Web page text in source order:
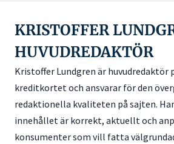
innehåll
bästa
kreditkortet
KRISTOFFER
HUVUDREDAKTÖR
Kristoffer Lundgren är huvudredaktör
kreditkortet och ansvarar för den
redaktionella kvaliteten på sajten.
innehållet är korrekt, aktuellt och
konsumenter som vill fatta